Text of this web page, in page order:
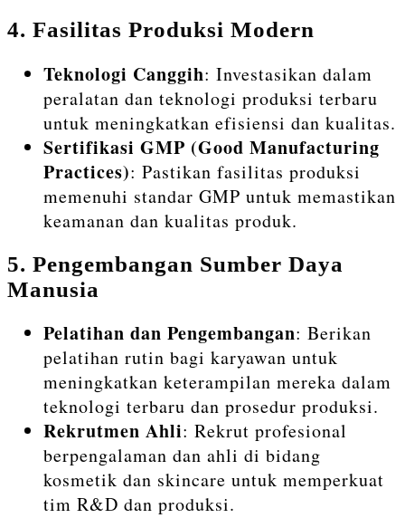
4. Fasilitas Produksi Modern
Teknologi Canggih: Investasikan dalam
peralatan dan teknologi produksi terbaru
untuk meningkatkan efisiensi dan kualitas.
Sertifikasi GMP (Good Manufacturing
Practices): Pastikan fasilitas produksi
memenuhi standar GMP untuk memastikan
keamanan dan kualitas produk.
5. Pengembangan Sumber Daya
Manusia
Pelatihan dan Pengembangan: Berikan
pelatihan rutin bagi karyawan untuk
meningkatkan keterampilan mereka dalam
teknologi terbaru dan prosedur produksi.
Rekrutmen Ahli: Rekrut profesional
berpengalaman dan ahli di bidang
kosmetik dan skincare untuk memperkuat
tim R&D dan produksi.